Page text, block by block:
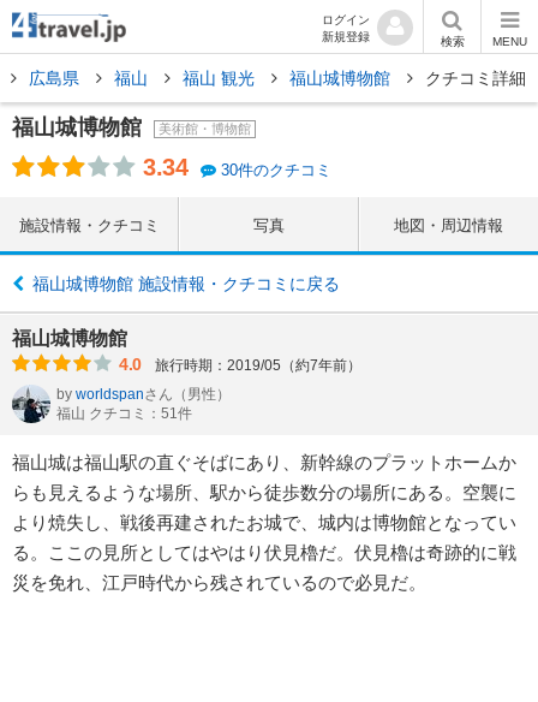
ログイン
新規登録
検索 MENU
広島県 福山 福山 観光 福山城博物館 クチコミ詳細
福山城博物館 美術館・博物館
3.34 30件のクチコミ
施設情報・クチコミ 写真 地図・周辺情報
福山城博物館 施設情報・クチコミに戻る
福山城博物館
4.0
旅行時期：2019/05（約7年前）
by worldspanさん （男性）
福山 クチコミ：51件
福山城は福山駅の直ぐそばにあり、新幹線のプラットホームか
らも見えるような場所、駅から徒歩数分の場所にある。空襲に
より焼失し、戦後再建されたお城で、城内は博物館となってい
る。ここの見所としてはやはり伏見櫓だ。伏見櫓は奇跡的に戦
災を免れ、江戸時代から残されているので必見だ。